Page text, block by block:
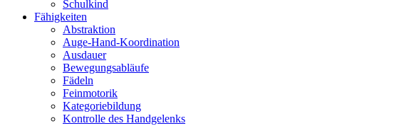
Schulkind
Fähigkeiten
Abstraktion
Auge-Hand-Koordination
Ausdauer
Bewegungsabläufe
Fädeln
Feinmotorik
Kategoriebildung
Kontrolle des Handgelenks